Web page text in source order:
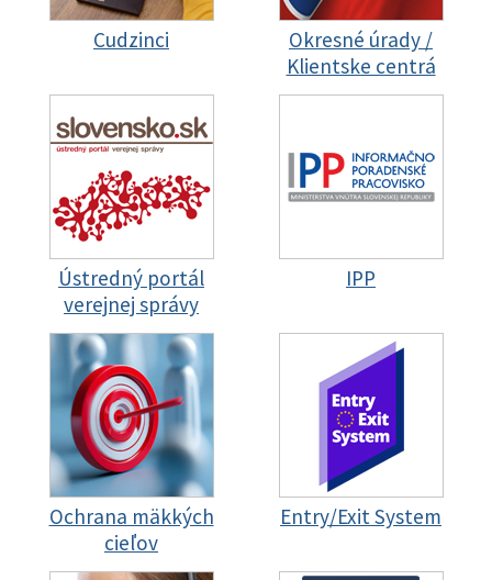
Cudzinci
Okresné úrady /
Klientske centrá
Ústredný portál
verejnej správy
IPP
Ochrana mäkkých
cieľov
Entry/Exit System